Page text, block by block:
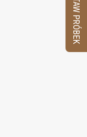
ZESTAW PRÓBEK